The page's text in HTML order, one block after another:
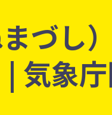
づし
気象